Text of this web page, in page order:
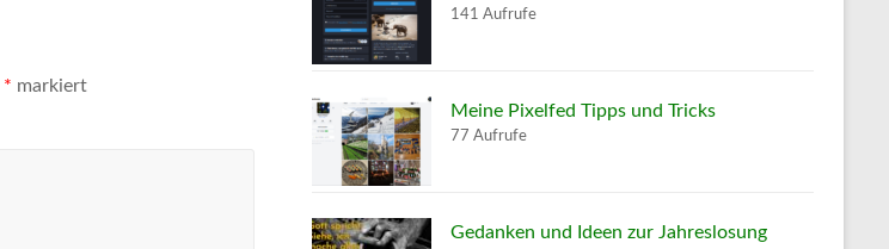
* markiert
141 Aufrufe
Meine Pixelfed Tipps und Tricks
77 Aufrufe
Gedanken und Ideen zur Jahreslosung